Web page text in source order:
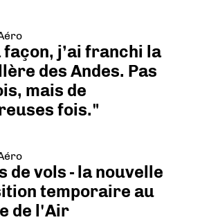
façon, j’ai franchi la
des Andes. Pas
mais de
fois."
de vols - la nouvelle
temporaire au
de l'Air